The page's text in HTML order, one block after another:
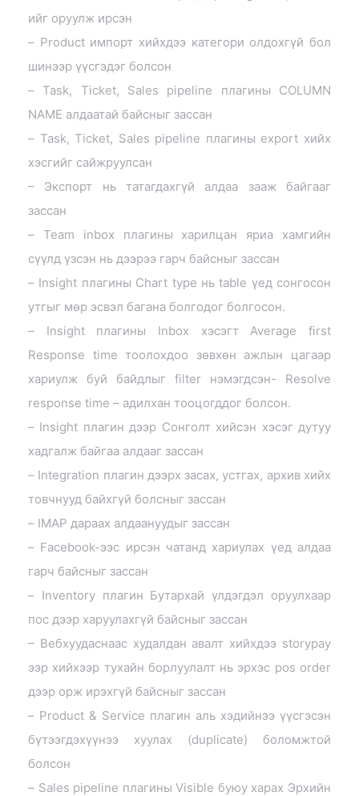
ийг оруулж ирсэн
– Product импорт хийхдээ категори олдохгүй бол
шинээр үүсгэдэг болсон
– Task, Ticket, Sales pipeline плагины COLUMN
NAME алдаатай байсныг зассан
– Task, Ticket, Sales pipeline плагины export хийх
хэсгийг сайжруулсан
– Экспорт нь татагдахгүй алдаа зааж байгааг
зассан
– Team inbox плагины харилцан яриа хамгийн
сүүлд үзсэн нь дээрээ гарч байсныг зассан
– Insight плагины Chart type нь table үед сонгосон
утгыг мөр эсвэл багана болгодог болгосон.
– Insight плагины Inbox хэсэгт Average first
Response time тоолохдоо зөвхөн ажлын цагаар
хариулж буй байдлыг filter нэмэгдсэн- Resolve
response time – адилхан тооцогддог болсон.
– Insight плагин дээр Сонголт хийсэн хэсэг дутуу
хадгалж байгаа алдааг зассан
– Integration плагин дээрх засах, устгах, архив хийх
товчнууд байхгүй болсныг зассан
– IMAP дараах алдаануудыг зассан
– Facebook-ээс ирсэн чатанд хариулах үед алдаа
гарч байсныг зассан
– Inventory плагин Бутархай үлдэгдэл оруулхаар
пос дээр харуулахгүй байсныг зассан
– Вебхуудаснаас худалдан авалт хийхдээ storypay
ээр хийхээр тухайн борлуулалт нь эрхэс pos order
дээр орж ирэхгүй байсныг зассан
– Product & Service плагин аль хэдийнээ үүсгэсэн
бүтээгдэхүүнээ хуулах (duplicate) боломжтой
болсон
– Sales pipeline плагины Visible буюу харах Эрхийн